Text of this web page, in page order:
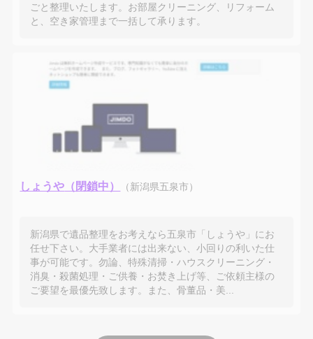
ごと整理いたします。お部屋クリーニング、リフォーム
と、空き家管理まで一括して承ります。
しょうや （新潟県五泉市）
新潟県で遺品整理をお考えなら五泉市「しょうや」にお
任せ下さい。大手業者には出来ない、小回りの利いた仕
事が可能です。勿論、特殊清掃・ハウスクリーニング・
消臭・殺菌処理・ご供養・お焚き上げ等、ご依頼主様の
ご要望を最優先致します。また、骨董品・美...